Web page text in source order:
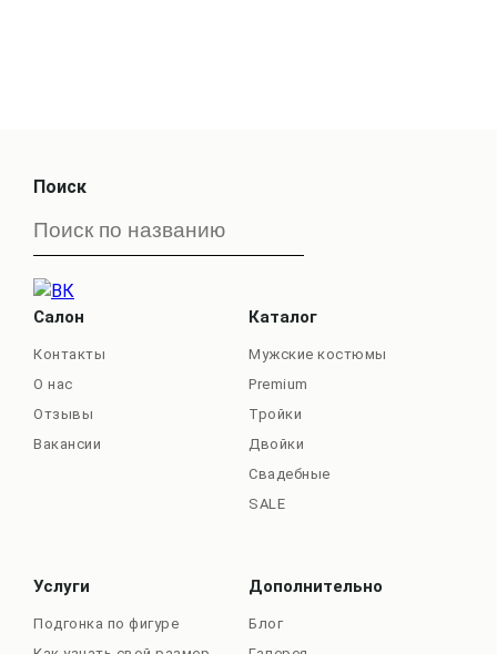
Поиск
Салон
Контакты
О нас
Отзывы
Вакансии
Каталог
Мужские костюмы
Premium
Тройки
Двойки
Свадебные
SALE
Услуги
Подгонка по фигуре
Дополнительно
Блог